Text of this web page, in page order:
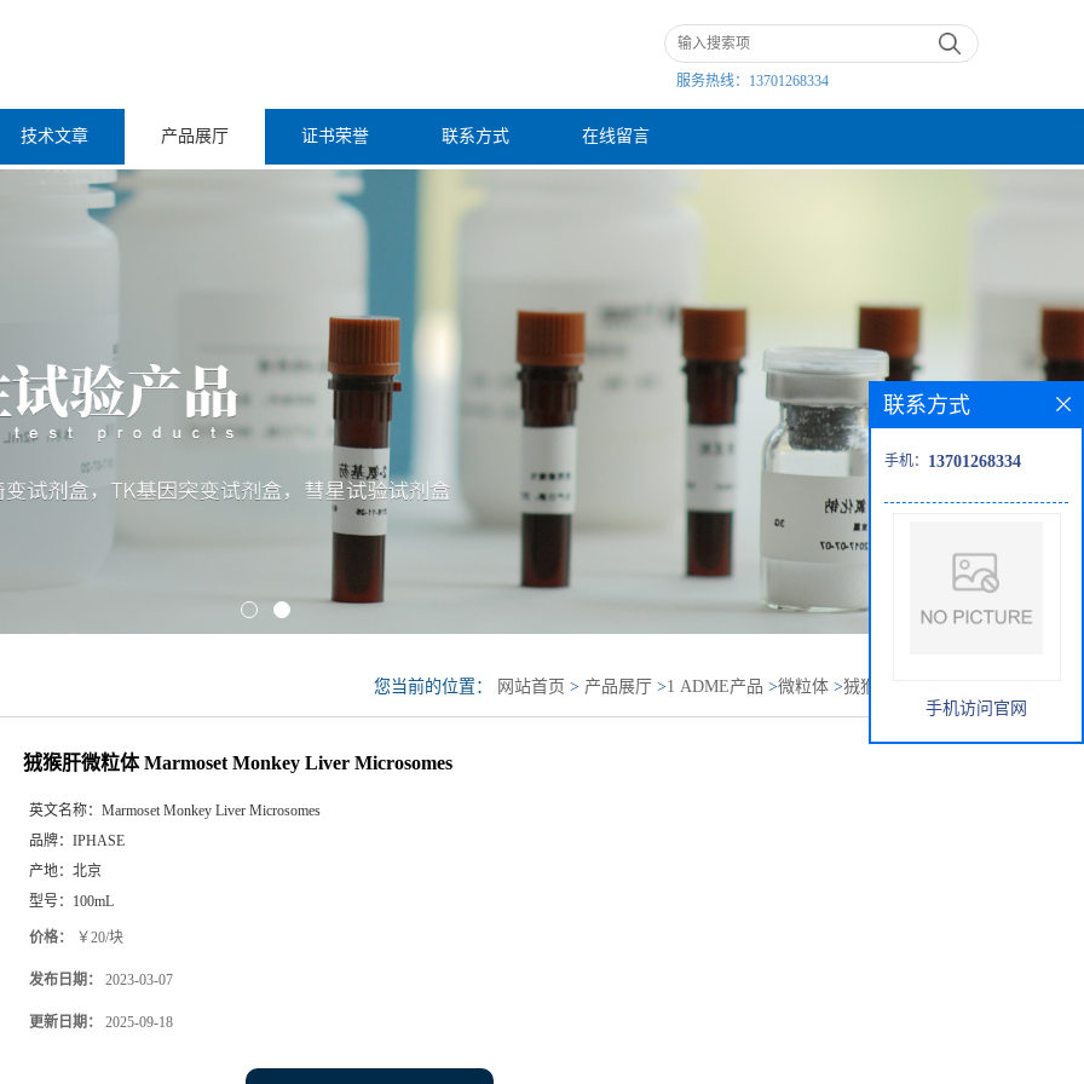
服务热线： 13701268334
技术文章 产品展厅 证书荣誉 联系方式 在线留言
您当前的位置： 网站首页 > 产品展厅 >1 ADME产品 >微粒体 >狨猴肝微粒体
狨猴肝微粒体 Marmoset Monkey Liver Microsomes
英文名称： Marmoset Monkey Liver Microsomes
品牌： IPHASE
产地： 北京
型号： 100mL
价格： ￥20/块
发布日期： 2023-03-07
更新日期： 2025-09-18
联系方式
手机： 13701268334
手机访问官网